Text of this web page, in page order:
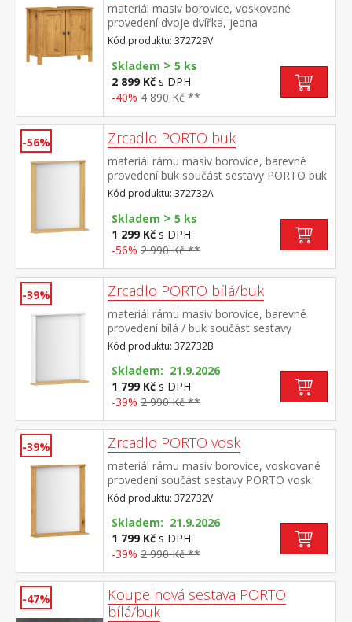
materiál masiv borovice, voskované
provedení dvoje dvířka, jedna
police maximální nosnosti uvedeny v
návodu k montáži součást sestavy PORTO
vosk
Kód produktu: 372729V
Skladem > 5 ks
2 899 Kč s DPH
-40% 4 890 Kč **
-56% Zrcadlo PORTO buk
materiál rámu masiv borovice, barevné
provedení buk součást sestavy PORTO buk
Kód produktu: 372732A
Skladem > 5 ks
1 299 Kč s DPH
-56% 2 990 Kč **
-39% Zrcadlo PORTO bílá/buk
materiál rámu masiv borovice, barevné
provedení bílá / buk součást sestavy
PORTO bílá / buk
Kód produktu: 372732B
Skladem: 21.9.2026
1 799 Kč s DPH
-39% 2 990 Kč **
-39% Zrcadlo PORTO vosk
materiál rámu masiv borovice, voskované
provedení součást sestavy PORTO vosk
Kód produktu: 372732V
Skladem: 21.9.2026
1 799 Kč s DPH
-39% 2 990 Kč **
-47%
Koupelnová sestava PORTO
bílá/buk